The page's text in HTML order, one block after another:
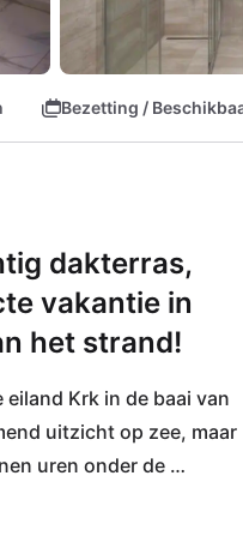
Bezetting /
dakterras,
vakantie in
het strand!
Krk in de baai van
uitzicht op zee, maar
uren onder de
zandstrand
gezinsvakantie.